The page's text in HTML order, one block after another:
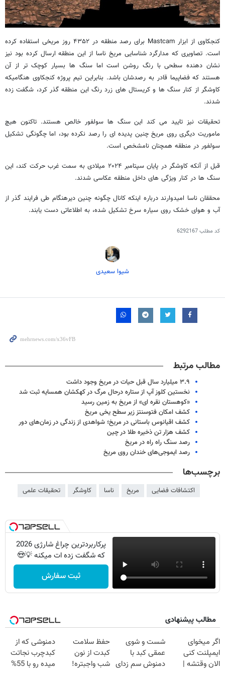
کنجکاوی از ابزار Mastcam برای رصد منطقه در ۴۳۵۲ روز مریخی استفاده کرده
است. تصاویری که مدارگرد شناسایی مریخ ناسا از این منطقه ارسال کرده بود نیز
نشان دهنده سطحی با رنگ روشن است اما سنگ ها بسیار کوچک تر از آن
هستند که فضاپیما قادر به رصدشان باشد. بنابراین تیم پروژه کنجکاوی هنگامیکه
کاوشگر از کنار سنگ ها و کریستال های زرد رنگ این منطقه گذر کرد، شگفت زده
شدند.
تحقیقات نیز تایید می کند این سنگ ها سولفور خالص هستند. تاکنون هیچ
ماموریت دیگری روی مریخ چنین پدیده ای را رصد نکرده بود، اما چگونگی تشکیل
سولفور در منطقه همچنان نامشخص است.
قبل از آنکه کاوشگر در پایان سپتامبر ۲۰۲۴ میلادی به سمت غرب حرکت کند، این
سنگ ها در کنار ویژگی های داخل منطقه عکاسی شدند.
محققان ناسا امیدوارند درباره اینکه کانال چگونه چنین دیرهنگام طی فرایند گذر از
آب و هوای خشک روی سیاره سرخ تشکیل شده، به اطلاعاتی دست یابند.
کد مطلب6292167
شیوا سعیدی
مطالب مرتبط
۳.۹ میلیارد سال قبل حیات در مریخ وجود داشت
نخستین کلوز آپ از ستاره درحال مرگ در کهکشان همسایه ثبت شد
«کوهستان نقره ای» از مریخ به زمین رسید
کشف امکان فتوسنتز زیر سطح یخی مریخ
کشف اقیانوس باستانی در مریخ؛ شواهدی از زندگی در زمان‌های دور
کشف هزار تن ذخیره طلا در چین
رصد سنگ راه راه در مریخ
رصد ایموجی‌های خندان روی مریخ
برچسب‌ها
اکتشافات فضایی مریخ ناسا کاوشگر تحقیقات علمی
پرکاربردترین چراغ شارژی 2026
که شگفت زده ات میکنه 💡😍
ثبت سفارش
مطالب پیشنهادی
اگر میخوای
ایمپلنت کنی
الان وقتشه |
شست و شوی
عمقی کبد با
دمنوش سم زدای
حفظ سلامت
کبدت از نون
شب واجبتره!
دمنوشی که از
کبدچرب نجاتت
میده رو با 55%